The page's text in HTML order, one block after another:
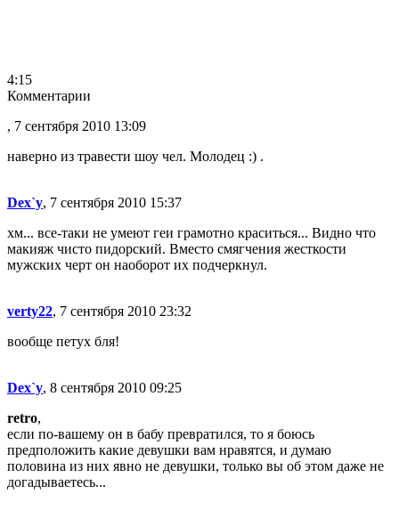
4:15
Комментарии
, 7 сентября 2010 13:09
наверно из травести шоу чел. Молодец :) .
Dex`y, 7 сентября 2010 15:37
хм... все-таки не умеют геи грамотно краситься... Видно что
макияж чисто пидорский. Вместо смягчения жесткости
мужских черт он наоборот их подчеркнул.
verty22, 7 сентября 2010 23:32
вообще петух бля!
Dex`y, 8 сентября 2010 09:25
retro,
если по-вашему он в бабу превратился, то я боюсь
предположить какие девушки вам нравятся, и думаю
половина из них явно не девушки, только вы об этом даже не
догадываетесь...